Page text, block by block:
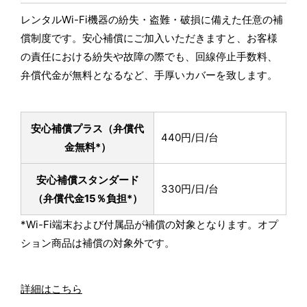
レンタルWi-Fi機器の紛失・盗難・破損に備えた任意の補
償制度です。安心補償にご加入いただきますと、お客様
の責任における紛失や故障の際でも、回線停止手数料、
弁償代金が無料となるなど、手厚いカバーを致します。
安心補償プラス （弁償代
金無料*）
440円/日/台
安心補償スタンダード
（弁償代金15％負担*）
330円/日/台
*Wi-Fi端末および付属品が補償の対象となります。オプ
ション商品は補償の対象外です。
詳細はこちら